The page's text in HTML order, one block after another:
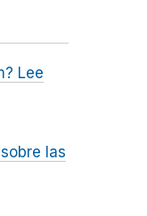
Lee
las